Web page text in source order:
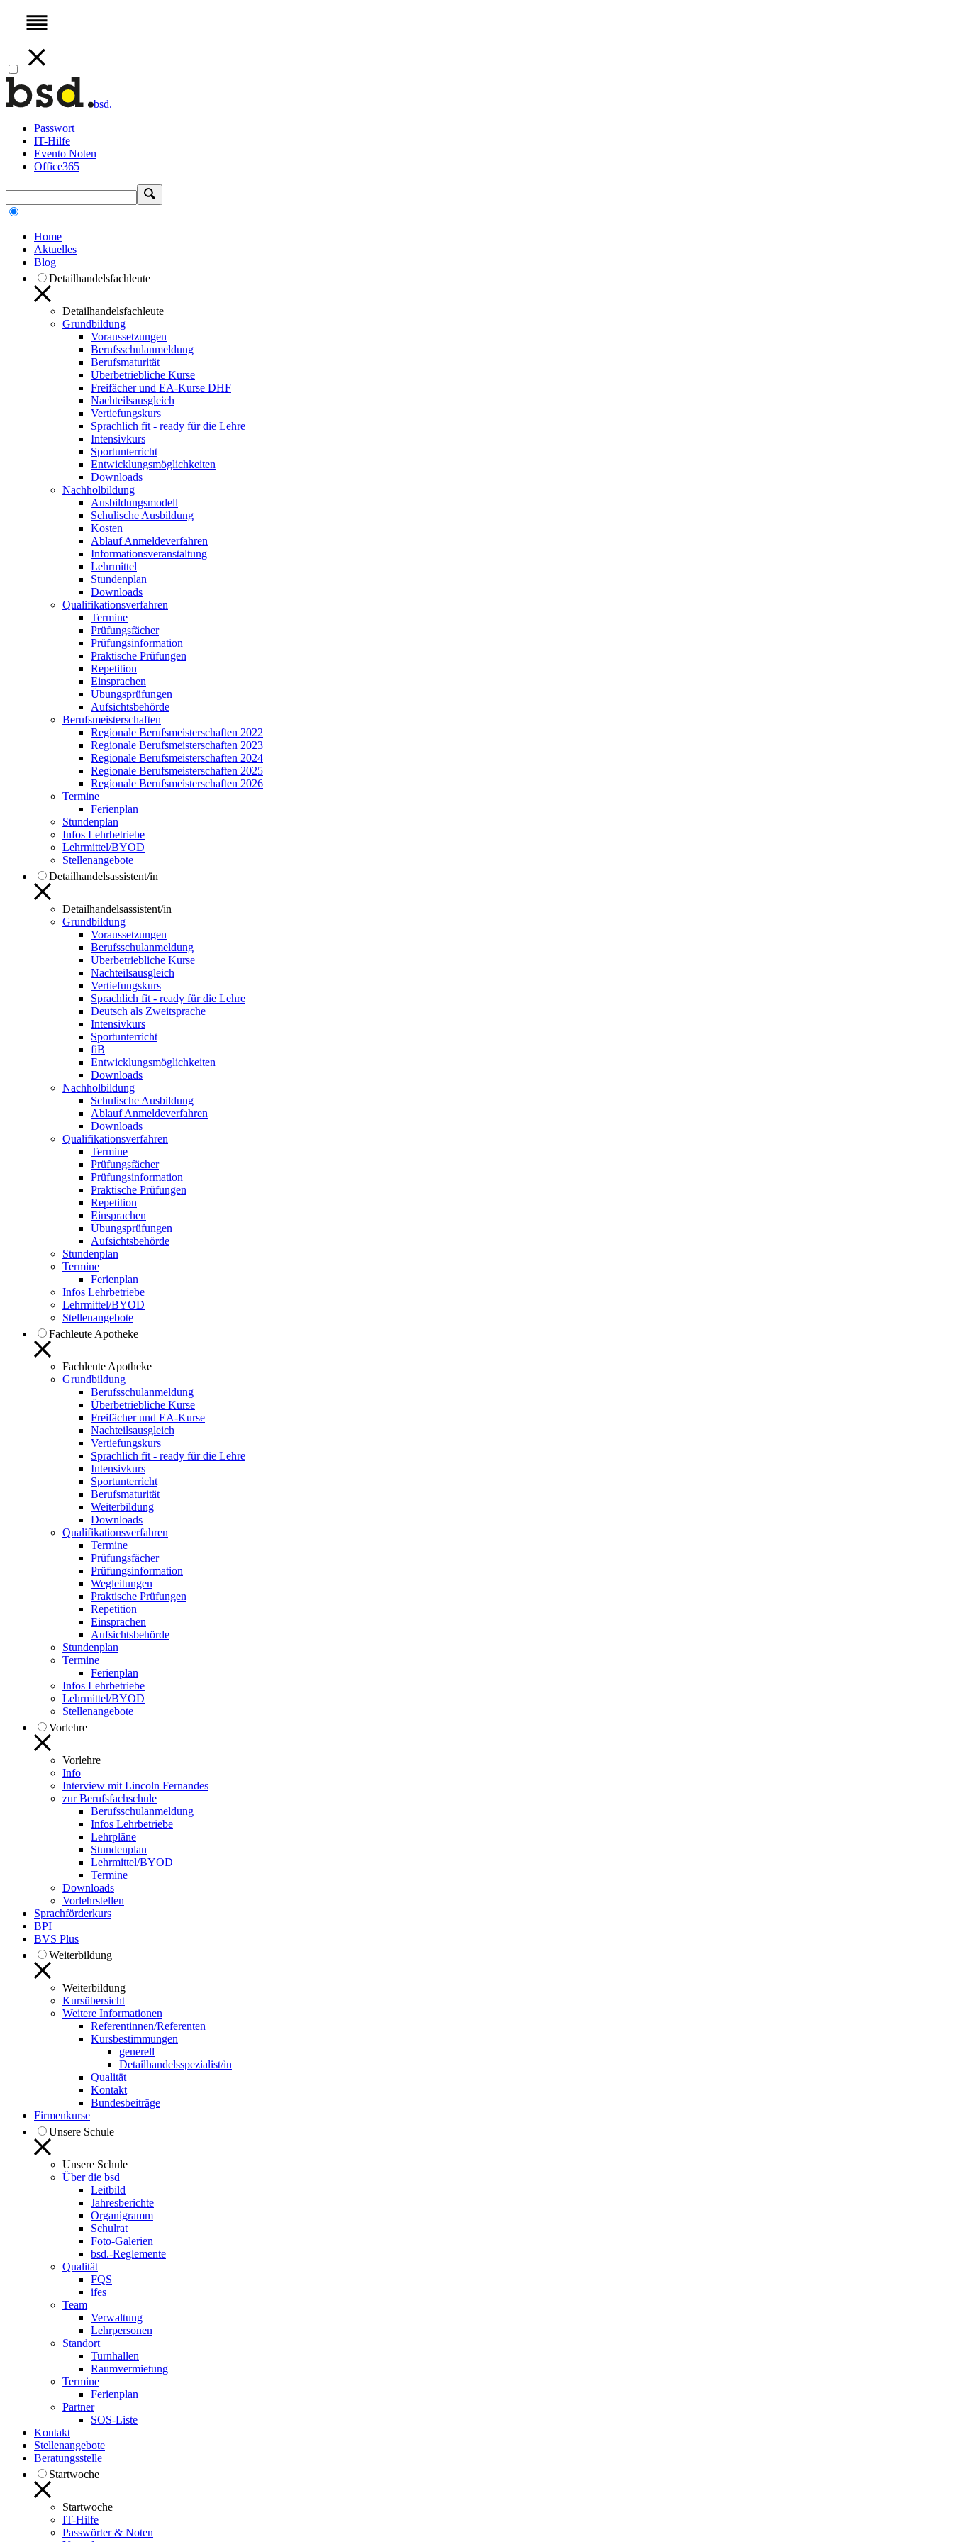
bsd.
Passwort
IT-Hilfe
Evento Noten
Office365
Home
Aktuelles
Blog
Detailhandelsfachleute
Detailhandelsfachleute
Grundbildung
Voraussetzungen
Berufsschulanmeldung
Berufsmaturität
Überbetriebliche Kurse
Freifächer und EA-Kurse DHF
Nachteilsausgleich
Vertiefungskurs
Sprachlich fit - ready für die Lehre
Intensivkurs
Sportunterricht
Entwicklungsmöglichkeiten
Downloads
Nachholbildung
Ausbildungsmodell
Schulische Ausbildung
Kosten
Ablauf Anmeldeverfahren
Informationsveranstaltung
Lehrmittel
Stundenplan
Downloads
Qualifikationsverfahren
Termine
Prüfungsfächer
Prüfungsinformation
Praktische Prüfungen
Repetition
Einsprachen
Übungsprüfungen
Aufsichtsbehörde
Berufsmeisterschaften
Regionale Berufsmeisterschaften 2022
Regionale Berufsmeisterschaften 2023
Regionale Berufsmeisterschaften 2024
Regionale Berufsmeisterschaften 2025
Regionale Berufsmeisterschaften 2026
Termine
Ferienplan
Stundenplan
Infos Lehrbetriebe
Lehrmittel/BYOD
Stellenangebote
Detailhandelsassistent/in
Detailhandelsassistent/in
Grundbildung
Voraussetzungen
Berufsschulanmeldung
Überbetriebliche Kurse
Nachteilsausgleich
Vertiefungskurs
Sprachlich fit - ready für die Lehre
Deutsch als Zweitsprache
Intensivkurs
Sportunterricht
fiB
Entwicklungsmöglichkeiten
Downloads
Nachholbildung
Schulische Ausbildung
Ablauf Anmeldeverfahren
Downloads
Qualifikationsverfahren
Termine
Prüfungsfächer
Prüfungsinformation
Praktische Prüfungen
Repetition
Einsprachen
Übungsprüfungen
Aufsichtsbehörde
Stundenplan
Termine
Ferienplan
Infos Lehrbetriebe
Lehrmittel/BYOD
Stellenangebote
Fachleute Apotheke
Fachleute Apotheke
Grundbildung
Berufsschulanmeldung
Überbetriebliche Kurse
Freifächer und EA-Kurse
Nachteilsausgleich
Vertiefungskurs
Sprachlich fit - ready für die Lehre
Intensivkurs
Sportunterricht
Berufsmaturität
Weiterbildung
Downloads
Qualifikationsverfahren
Termine
Prüfungsfächer
Prüfungsinformation
Wegleitungen
Praktische Prüfungen
Repetition
Einsprachen
Aufsichtsbehörde
Stundenplan
Termine
Ferienplan
Infos Lehrbetriebe
Lehrmittel/BYOD
Stellenangebote
Vorlehre
Vorlehre
Info
Interview mit Lincoln Fernandes
zur Berufsfachschule
Berufsschulanmeldung
Infos Lehrbetriebe
Lehrpläne
Stundenplan
Lehrmittel/BYOD
Termine
Downloads
Vorlehrstellen
Sprachförderkurs
BPI
BVS Plus
Weiterbildung
Weiterbildung
Kursübersicht
Weitere Informationen
Referentinnen/Referenten
Kursbestimmungen
generell
Detailhandelsspezialist/in
Qualität
Kontakt
Bundesbeiträge
Firmenkurse
Unsere Schule
Unsere Schule
Über die bsd
Leitbild
Jahresberichte
Organigramm
Schulrat
Foto-Galerien
bsd.-Reglemente
Qualität
FQS
ifes
Team
Verwaltung
Lehrpersonen
Standort
Turnhallen
Raumvermietung
Termine
Ferienplan
Partner
SOS-Liste
Kontakt
Stellenangebote
Beratungsstelle
Startwoche
Startwoche
IT-Hilfe
Passwörter & Noten